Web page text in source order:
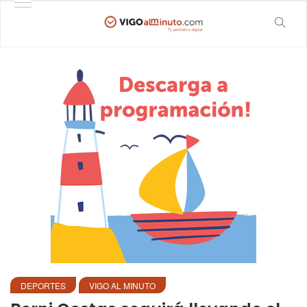
DEPORTES VIGO AL MINUTO